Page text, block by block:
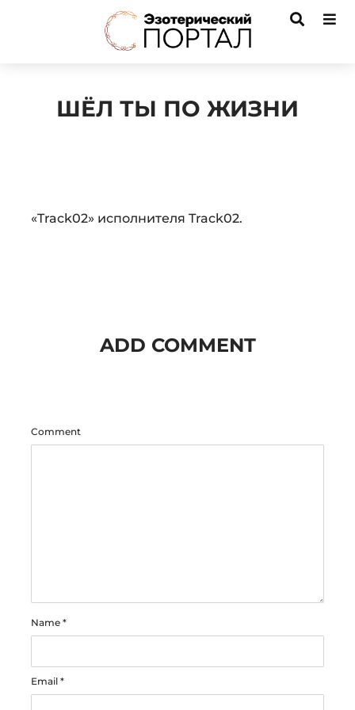
ШЁЛ ТЫ ПО ЖИЗНИ
Audio
«Track02» исполнителя Track02.
ADD COMMENT
Comment
Name *
Email *